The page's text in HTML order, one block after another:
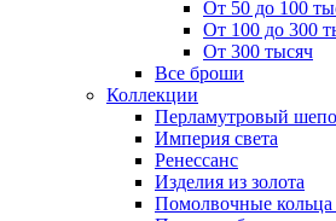
От 50 до 100
От 100 до 300
От 300 тысяч
Все броши
Коллекции
Перламутровый
Империя света
Ренессанс
Изделия из золота
Помолвочные кольца